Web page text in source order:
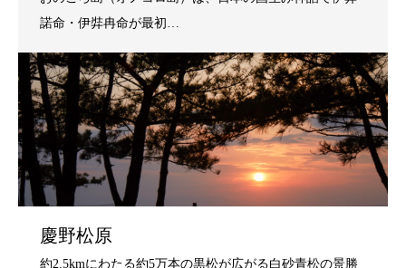
慶野松原